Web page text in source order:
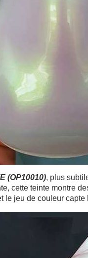
(OP10010), plus
cette teinte montre
le jeu de couleur capte